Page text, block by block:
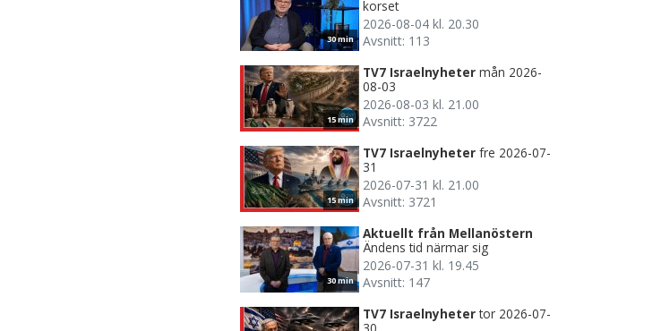
30 min
korset
2026-08-04 kl. 20.30
Avsnitt: 113
15 min
TV7 Israelnyheter mån 2026-
08-03
2026-08-03 kl. 21.00
Avsnitt: 3722
15 min
TV7 Israelnyheter fre 2026-07-
31
2026-07-31 kl. 21.00
Avsnitt: 3721
30 min
Aktuellt från Mellanöstern
Ändens tid närmar sig
2026-07-31 kl. 19.45
Avsnitt: 147
TV7 Israelnyheter tor 2026-07-
30